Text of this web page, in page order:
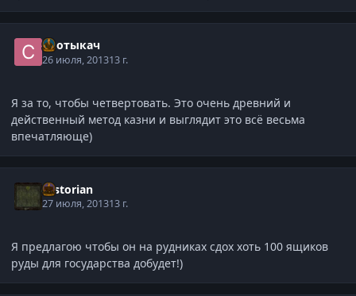
Спотыкач
26 июля, 201313 г.
Я за то, чтобы четвертовать. Это очень древний и
действенный метод казни и выглядит это всё весьма
впечатляюще)
Historian
27 июля, 201313 г.
Я предлагою чтобы он на рудниках сдох хоть 100 ящиков
руды для государства добудет!)